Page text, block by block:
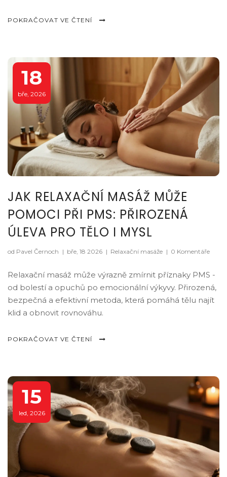
POKRAČOVAT VE ČTENÍ
18
bře, 2026
JAK RELAXAČNÍ MASÁŽ MŮŽE
POMOCI PŘI PMS: PŘIROZENÁ
ÚLEVA PRO TĚLO I MYSL
od Pavel Černoch | bře, 18 2026 | Relaxační masáže | 0 Komentáře
Relaxační masáž může výrazně zmírnit příznaky PMS -
od bolestí a opuchů po emocionální výkyvy. Přirozená,
bezpečná a efektivní metoda, která pomáhá tělu najít
klid a obnovit rovnováhu.
POKRAČOVAT VE ČTENÍ
15
led, 2026